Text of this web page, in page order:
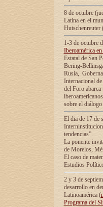
8 de octubre
Latina en el
1-3 de octubre
Iberoamérica
Estatal de San
Bering-
Rusia,
Internacional
del Foro
sobre el
El dia de 17 de
tendencias”.
La ponente
de Morelos,
El caso de
Estudios
2 y 3 de
desarrollo en
Latinoamérica (
Programa del